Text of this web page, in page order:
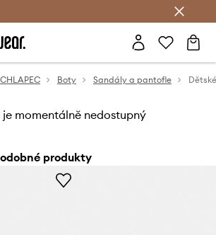
CHLAPEC Boty Sandály a pantofle
momentálně nedostupný
produkty